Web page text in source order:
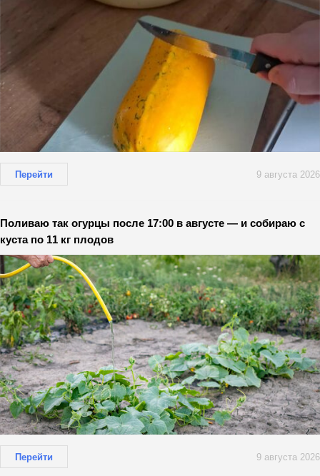
Перейти 9 августа 2026
Поливаю так огурцы после 17:00 в августе — и собираю с
куста по 11 кг плодов
Перейти 9 августа 2026